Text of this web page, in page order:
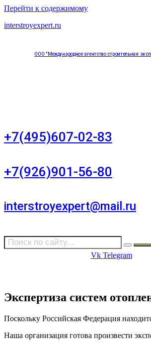
Перейти к содержимому
interstroyexpert.ru
ООО "Международное агентство строительная
+7(495)607-02-83
+7(926)901-56-80
interstroyexpert@mail.ru
Vk Telegram
Экспертиза систем
Поскольку Российская Федерация
Наша организация готова произвести